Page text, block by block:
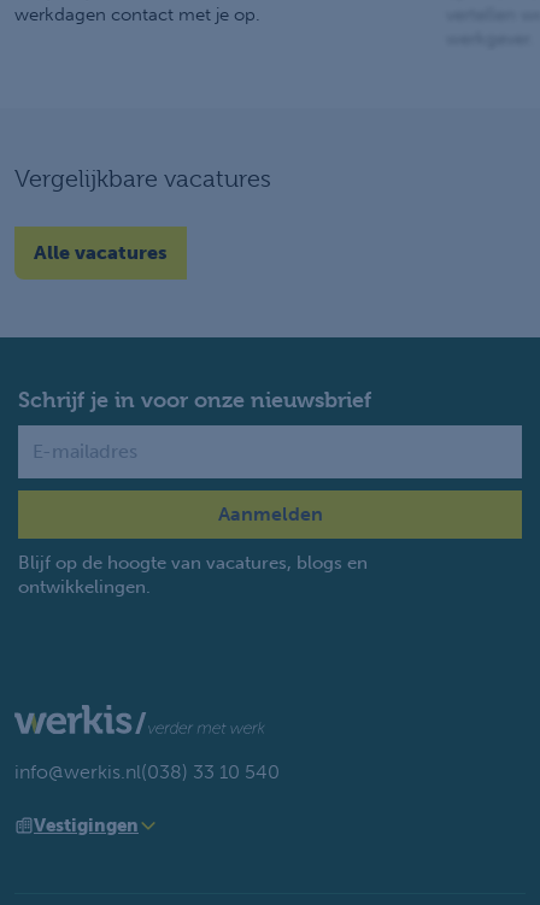
werkdagen contact met je op.
Vergelijkbare vacatures
Alle vacatures
Schrijf je in voor onze nieuwsbrief
Blijf op de hoogte van vacatures, blogs en
ontwikkelingen.
info@werkis.nl(038) 33 10 540
Vestigingen